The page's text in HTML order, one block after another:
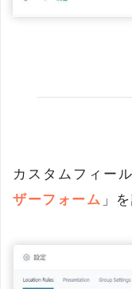
カスタムフィー
ザーフォーム 」